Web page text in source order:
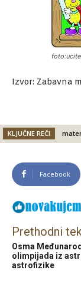
Izvor: Zabavna
KLJUČNE REČI
Facebook
Prethodni
Osma
olimpijada iz
astrofizike